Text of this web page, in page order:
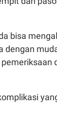
bisa
dengan